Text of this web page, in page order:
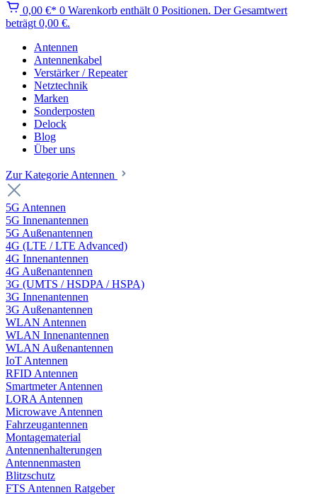
0,00 €* 0 Warenkorb enthält 0 Positionen. Der Gesamtwert
beträgt 0,00 €.
Antennen
Antennenkabel
Verstärker / Repeater
Netztechnik
Marken
Sonderposten
Delock
Blog
Über uns
Zur Kategorie Antennen
5G Antennen
5G Innenantennen
5G Außenantennen
4G (LTE / LTE Advanced)
4G Innenantennen
4G Außenantennen
3G (UMTS / HSDPA / HSPA)
3G Innenantennen
3G Außenantennen
WLAN Antennen
WLAN Innenantennen
WLAN Außenantennen
IoT Antennen
RFID Antennen
Smartmeter Antennen
LORA Antennen
Microwave Antennen
Fahrzeugantennen
Montagematerial
Antennenhalterungen
Antennenmasten
Blitzschutz
FTS Antennen Ratgeber